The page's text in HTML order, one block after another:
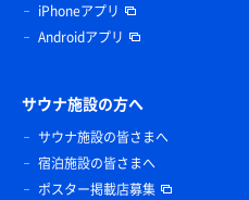
iPhoneアプリ
Androidアプリ
サウナ施設の方へ
サウナ施設の皆さまへ
宿泊施設の皆さまへ
ポスター掲載店募集